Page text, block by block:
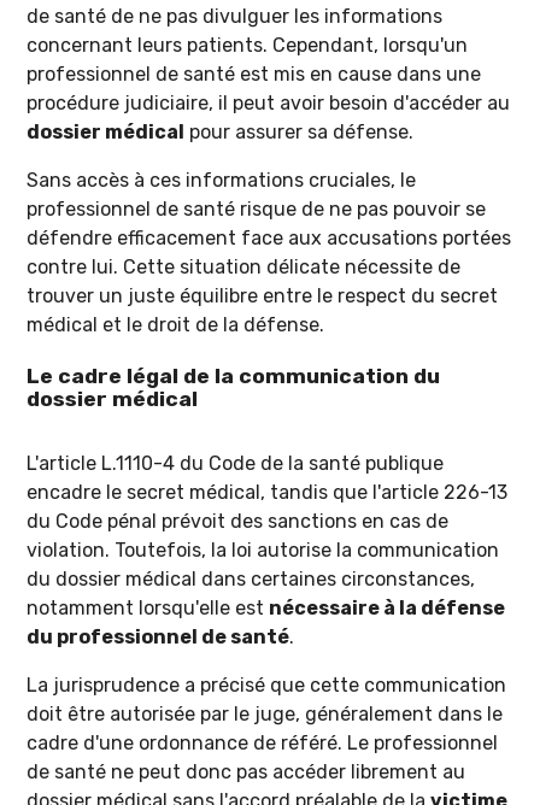
de santé de ne pas divulguer les informations
concernant leurs patients. Cependant, lorsqu'un
professionnel de santé est mis en cause dans une
procédure judiciaire, il peut avoir besoin d'accéder au
dossier médical pour assurer sa défense.
Sans accès à ces informations cruciales, le
professionnel de santé risque de ne pas pouvoir se
défendre efficacement face aux accusations portées
contre lui. Cette situation délicate nécessite de
trouver un juste équilibre entre le respect du secret
médical et le droit de la défense.
Le cadre légal de la communication du
dossier médical
L'article L.1110-4 du Code de la santé publique
encadre le secret médical, tandis que l'article 226-13
du Code pénal prévoit des sanctions en cas de
violation. Toutefois, la loi autorise la communication
du dossier médical dans certaines circonstances,
notamment lorsqu'elle est nécessaire à la défense
du professionnel de santé.
La jurisprudence a précisé que cette communication
doit être autorisée par le juge, généralement dans le
cadre d'une ordonnance de référé. Le professionnel
de santé ne peut donc pas accéder librement au